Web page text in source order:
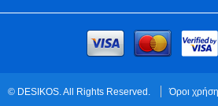
© DESIKOS. All Rights Reserved. Όροι